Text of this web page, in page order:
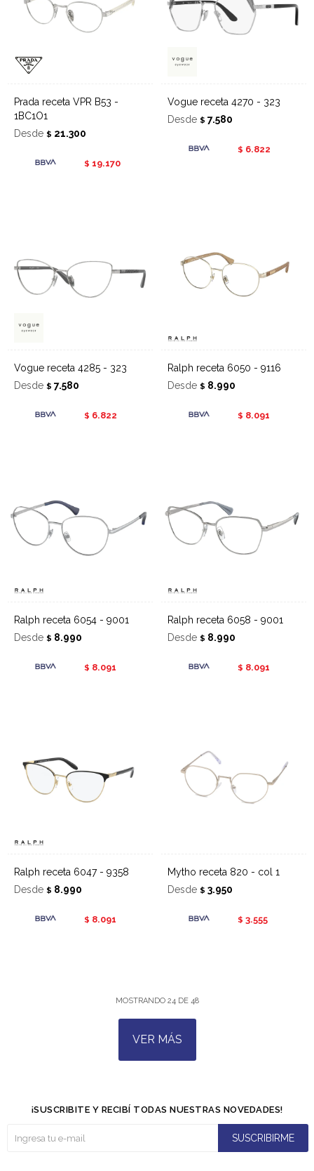
Prada receta VPR B53 -
1BC1O1
Desde $ 21.300
$ 19.170
Vogue receta 4270 - 323
Desde $ 7.580
$ 6.822
Vogue receta 4285 - 323
Desde $ 7.580
$ 6.822
Ralph receta 6050 - 9116
Desde $ 8.990
$ 8.091
Ralph receta 6054 - 9001
Desde $ 8.990
$ 8.091
Ralph receta 6058 - 9001
Desde $ 8.990
$ 8.091
Ralph receta 6047 - 9358
Desde $ 8.990
$ 8.091
Mytho receta 820 - col 1
Desde $ 3.950
$ 3.555
MOSTRANDO 24DE 48
VER MÁS
¡SUSCRIBITE Y RECIBÍ TODAS NUESTRAS NOVEDADES!
SUSCRIBIRME